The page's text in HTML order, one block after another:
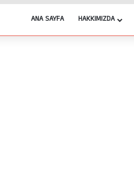
ANA SAYFA HAKKIMIZDA